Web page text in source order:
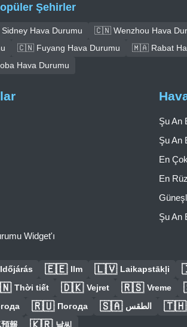
Şehirler
Hava Durumu 🇨🇳 Wenzhou Hava
🇨🇳 Fuyang Hava Durumu 🇲🇦 Rabat
Hava Durumu
Widget'ı
Şu An
Şu An
En
En
Şu An
Időjárás 🇪🇪 Ilm 🇱🇻 Laikapstākļi
Thời tiết 🇩🇰 Vejret 🇷🇸 Vreme
🇷🇺 Погода 🇸🇦 الطقس 🇹🇭
報 날씨